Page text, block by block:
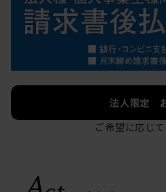
法人限定
ご希望に応じて